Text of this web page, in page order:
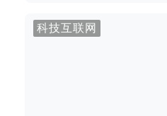
科技互联网